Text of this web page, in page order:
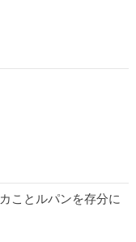
ことルパンを存分に